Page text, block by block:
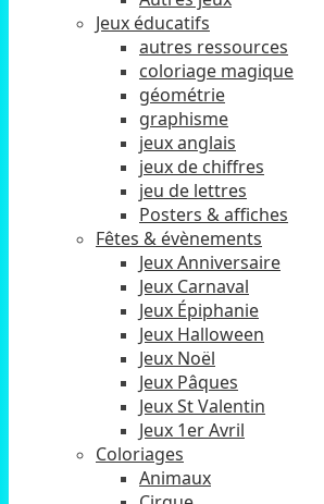
Jeux éducatifs
autres ressources
coloriage magique
géométrie
graphisme
jeux anglais
jeux de chiffres
jeu de lettres
Posters & affiches
Fêtes & évènements
Jeux Anniversaire
Jeux Carnaval
Jeux Épiphanie
Jeux Halloween
Jeux Noël
Jeux Pâques
Jeux St Valentin
Jeux 1er Avril
Coloriages
Animaux